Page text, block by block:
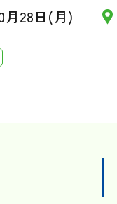
月28日(月)